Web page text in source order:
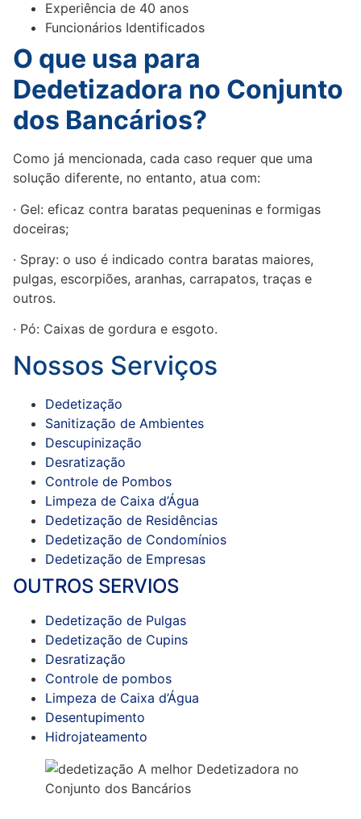
Experiência de 40 anos
Funcionários Identificados
O que usa para
Dedetizadora no Conjunto
dos Bancários?
Como já mencionada, cada caso requer que uma
solução diferente, no entanto, atua com:
· Gel: eficaz contra baratas pequeninas e formigas
doceiras;
· Spray: o uso é indicado contra baratas maiores,
pulgas, escorpiões, aranhas, carrapatos, traças e
outros.
· Pó: Caixas de gordura e esgoto.
Nossos Serviços
Dedetização
Sanitização de Ambientes
Descupinização
Desratização
Controle de Pombos
Limpeza de Caixa d’Água
Dedetização de Residências
Dedetização de Condomínios
Dedetização de Empresas
OUTROS SERVIOS
Dedetização de Pulgas
Dedetização de Cupins
Desratização
Controle de pombos
Limpeza de Caixa d’Água
Desentupimento
Hidrojateamento